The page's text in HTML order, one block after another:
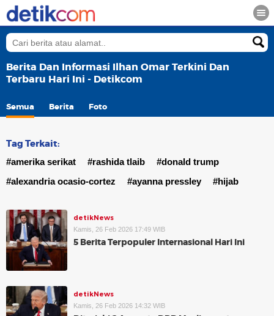
Berita Dan Informasi Ilhan Omar Terkini Dan
Terbaru Hari Ini - Detikcom
Semua Berita Foto
Tag Terkait:
#amerika serikat #rashida tlaib
#donald trump
#alexandria ocasio-cortez
#ayanna pressley #hijab
detikNews
Kamis, 26 Feb 2026 17:49 WIB
5 Berita Terpopuler Internasional Hari Ini
detikNews
Kamis, 26 Feb 2026 14:32 WIB